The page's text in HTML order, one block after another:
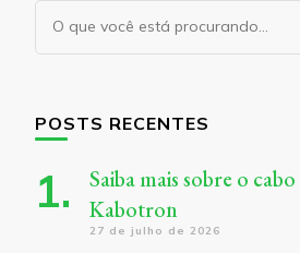
Procurando
POSTS RECENTES
Saiba mais sobre o
Kabotron
27 de julho de 2026